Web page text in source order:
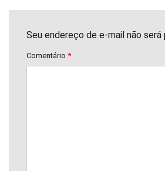
Seu endereço de e-mail não
Comentário *